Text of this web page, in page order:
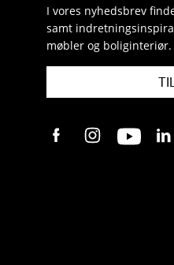
I vores nyhedsbrev
samt
møbler og